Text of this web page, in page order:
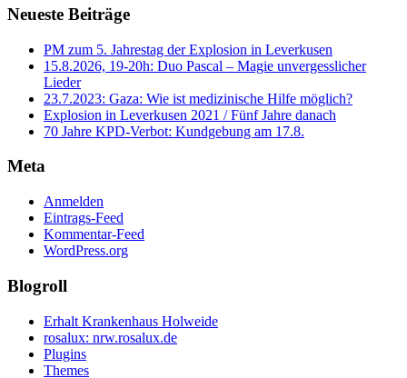
Neueste Beiträge
PM zum 5. Jahrestag der Explosion in Leverkusen
15.8.2026, 19-20h: Duo Pascal – Magie unvergesslicher
Lieder
23.7.2023: Gaza: Wie ist medizinische Hilfe möglich?
Explosion in Leverkusen 2021 / Fünf Jahre danach
70 Jahre KPD‑Verbot: Kundgebung am 17.8.
Meta
Anmelden
Eintrags-Feed
Kommentar-Feed
WordPress.org
Blogroll
Erhalt Krankenhaus Holweide
rosalux: nrw.rosalux.de
Plugins
Themes